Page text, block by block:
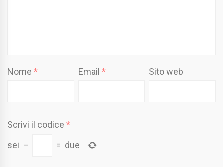
Nome * Email* Sito web
Scrivi il codice *
sei − = due